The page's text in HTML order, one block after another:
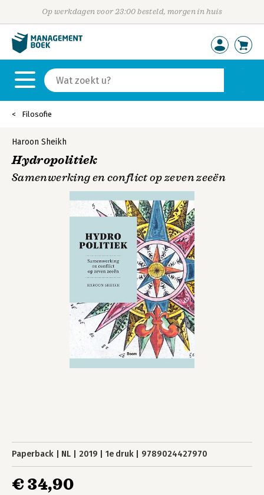
Op werkdagen voor 23:00 besteld, morgen in huis
Filosofie
Haroon Sheikh
Hydropolitiek
Samenwerking en conflict op zeven zeeën
Paperback NL 2019 1e druk 9789024427970
€ 34,90